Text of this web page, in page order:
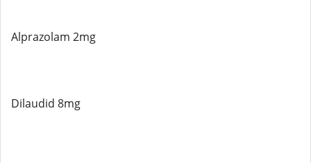
Alprazolam 2mg
Dilaudid 8mg